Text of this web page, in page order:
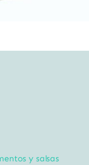
y salsas